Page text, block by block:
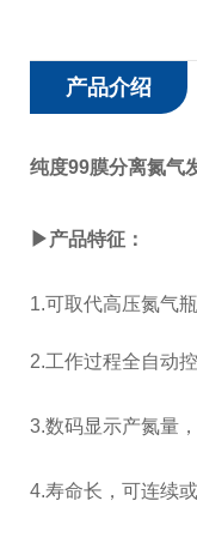
产品介绍
纯度99膜分离氮
▶产品特征：
1.可取代高压氮气
2.工作过程全自动
3.数码显示产氮量
4.寿命长，可连续